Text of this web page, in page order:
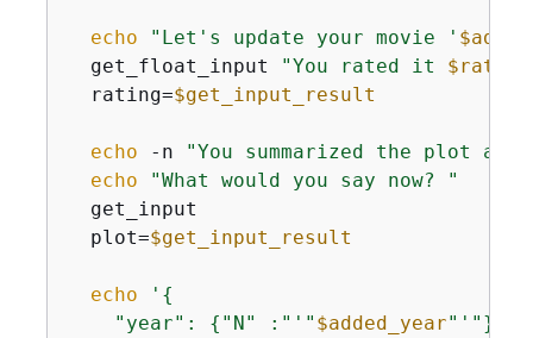
echo "Let's update your movie '
  get_float_input
"You rated it $rating
  rating=
$get_input_result
echo -n "You summarized the plot as '
echo
"What would you say now? "
  get_input
  plot=
$get_input_result
echo ' {
    "year":
{ "N" :"' " $added_year" '"},